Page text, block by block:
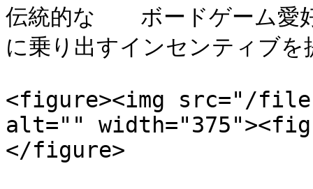
伝統的な　　ボードゲーム愛
に乗り出すインセンティブを
<figure><img src="/files/
alt=""
</figure>